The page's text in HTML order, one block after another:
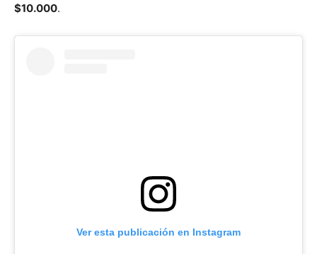
$10.000.
Ver esta publicación en Instagram